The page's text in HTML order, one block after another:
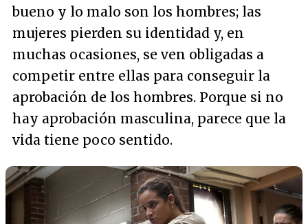
bueno y lo malo son los hombres; las
mujeres pierden su identidad y, en
muchas ocasiones, se ven obligadas a
competir entre ellas para conseguir la
aprobación de los hombres. Porque si no
hay aprobación masculina, parece que la
vida tiene poco sentido.